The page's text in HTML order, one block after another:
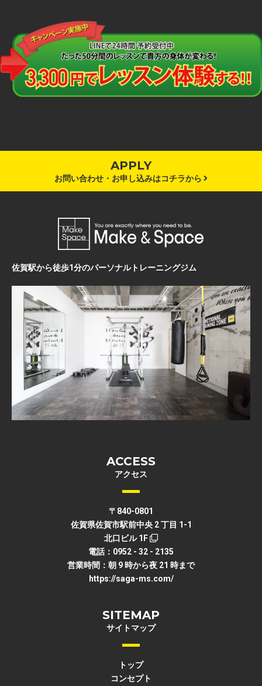
APPLY
お問い合わせ・お申し込みはコチラから
佐賀駅から徒歩1分のパーソナルトレーニングジム
ACCESS
アクセス
〒840-0801
佐賀県佐賀市駅前中央 2 丁目 1-1
北口ビル 1F
電話：0952 - 32 - 2135
営業時間：朝 9 時から夜 21 時まで
https://saga-ms.com/
SITEMAP
サイトマップ
トップ
コンセプト